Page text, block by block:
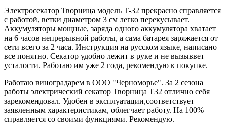
Электросекатор Творница модель Т-32 прекрасно справляется
с работой, ветки диаметром 3 см легко перекусывает.
Аккумуляторы мощные, заряда одного аккумулятора хватает
на 6 часов непрерывной работы, а сама батарея заряжается от
сети всего за 2 часа. Инструкция на русском языке, написано
все понятно. Секатор удобно лежит в руке и не вызыввет
усталости. Работаю им уже 2 года, рекомендую к покупке.
Работаю виноградарем в ООО "Черноморье". За 2 сезона
работы электрический секатор Творница Т32 отлично себя
зарекомендовал. Удобен в эксплуатации,соответствует
заявленным характеристикам, облегчает работу. На 100%
справляется со своими функциями. Рекомендую.